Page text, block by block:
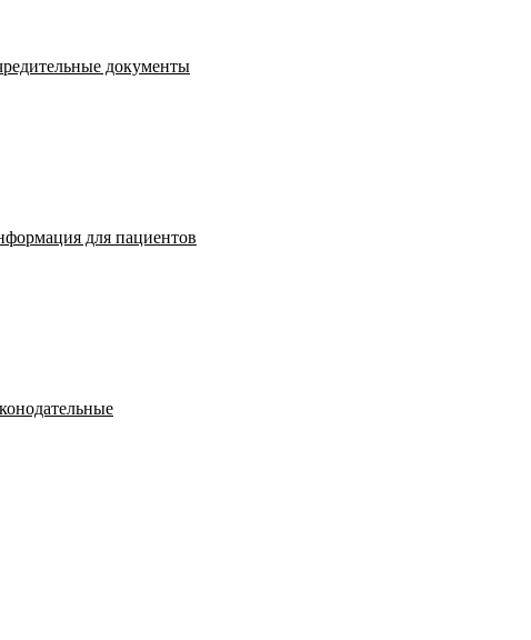
документы
для пациентов